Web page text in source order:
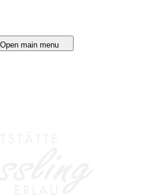
Open main menu